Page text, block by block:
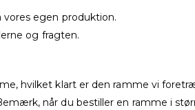
vores egen produktion.
og fragten.
hvilket klart er den ramme vi
når du bestiller en ramme i